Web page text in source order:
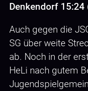
Denkendorf 15:24
Auch gegen die
SG über weite
ab. Noch in der
HeLi nach gutem